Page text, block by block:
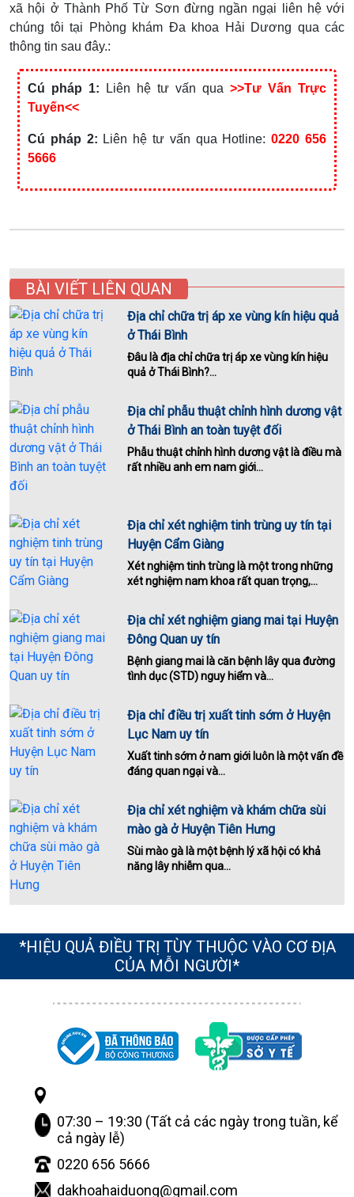
xã hội ở Thành Phố Từ Sơn đừng ngần ngại liên hệ với
chúng tôi tại Phòng khám Đa khoa Hải Dương qua các
thông tin sau đây.:
Cú pháp 1: Liên hệ tư vấn qua >>Tư Vấn Trực
Tuyến<<
Cú pháp 2: Liên hệ tư vấn qua Hotline:0220 656
5666
BÀI VIẾT LIÊN QUAN
Địa chỉ chữa trị áp xe vùng kín hiệu quả
ở Thái Bình
Đâu là địa chỉ chữa trị áp xe vùng kín hiệu
quả ở Thái Bình?...
Địa chỉ phẫu thuật chỉnh hình dương vật
ở Thái Bình an toàn tuyệt đối
Phẫu thuật chỉnh hình dương vật là điều mà
rất nhiều anh em nam giới...
Địa chỉ xét nghiệm tinh trùng uy tín tại
Huyện Cẩm Giàng
Xét nghiệm tinh trùng là một trong những
xét nghiệm nam khoa rất quan trọng,...
Địa chỉ xét nghiệm giang mai tại Huyện
Đông Quan uy tín
Bệnh giang mai là căn bệnh lây qua đường
tình dục (STD) nguy hiểm và...
Địa chỉ điều trị xuất tinh sớm ở Huyện
Lục Nam uy tín
Xuất tinh sớm ở nam giới luôn là một vấn đề
đáng quan ngại và...
Địa chỉ xét nghiệm và khám chữa sùi
mào gà ở Huyện Tiên Hưng
Sùi mào gà là một bệnh lý xã hội có khả
năng lây nhiễm qua...
*HIỆU QUẢ ĐIỀU TRỊ TÙY THUỘC VÀO CƠ ĐỊA
CỦA MỖI NGƯỜI*
07:30 – 19:30 (Tất cả các ngày trong tuần, kể
cả ngày lễ)
0220 656 5666
dakhoahaiduong@gmail.com